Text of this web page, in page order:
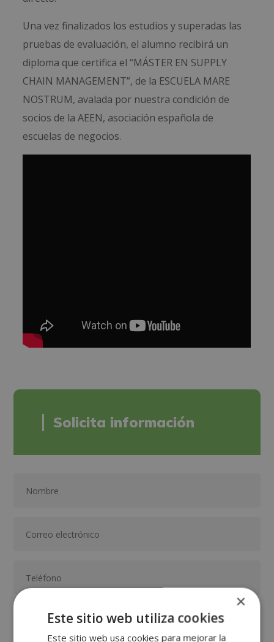
Una vez finalizados los estudios y superadas las
pruebas de evaluación, el alumno recibirá un
diploma que certifica el “MÁSTER EN SUPPLY
CHAIN MANAGEMENT”, de la ESCUELA MARE
NOSTRUM, avalada por nuestra condición de
socios de la AEEN, asociación española de
escuelas de negocios.
Solicita información
×
Este sitio web utiliza cookies
Este sitio web usa cookies para mejorar la